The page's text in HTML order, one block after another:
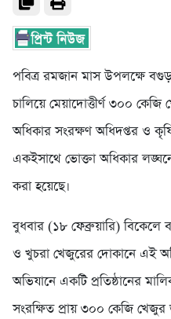
পবিত্র রমজান মাস উপলক্ষে
চালিয়ে মেয়াদোত্তীর্ণ ৩০০
অধিকার সংরক্ষণ অধিদপ্তর ও
একইসাথে ভোক্তা অধিকার
করা হয়েছে।
বুধবার (১৮ ফেব্রুয়ারি) বিকেলে
ও খুচরা খেজুরের দোকানে এই
অভিযানে একটি প্রতিষ্ঠানের
সংরক্ষিত প্রায় ৩০০ কেজি